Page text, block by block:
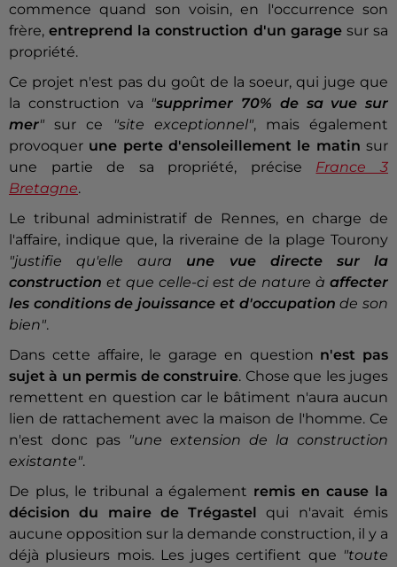
commence quand son voisin, en l'occurrence son
frère,entreprend la construction d'un garagesur sa
propriété.
Ce projet n'est pas du goût de la soeur, qui juge que
la construction va "supprimer 70% de sa vue sur
mer" sur ce "site exceptionnel", mais également
provoquer une perte d'ensoleillement le matin sur
une partie de sa propriété, précise France 3
Bretagne.
Le tribunal administratif de Rennes, en charge de
l'affaire, indique que, la riveraine de la plage Tourony
"justifie qu'elle aura une vue directe sur la
construction et que celle-ci est de nature à affecter
les conditions de jouissance et d'occupation de son
bien".
Dans cette affaire, le garage en question n'est pas
sujet à un permis de construire. Chose que les juges
remettent en question car le bâtiment n'aura aucun
lien de rattachement avec la maison de l'homme. Ce
n'est donc pas "une extension de la construction
existante".
De plus, le tribunal a également remis en cause la
décision du maire de Trégastel
qui n'avait émis
aucune opposition sur la demande construction, il y a
déjà plusieurs mois. Les juges certifient que "toute